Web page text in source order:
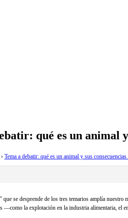
qué es un animal
› Tema a debatir: qué es un animal y sus consecuencias
que se desprende de los tres temarios amplía
—como la explotación en la industria alimentaria, el